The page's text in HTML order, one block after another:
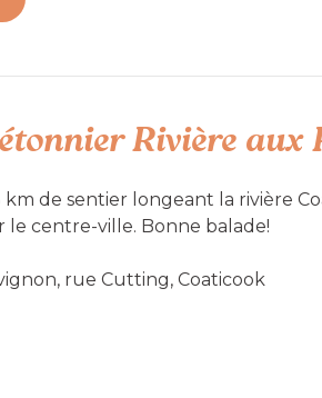
des défis pour tous les niveaux!
Rivière aux
km de sentier longeant la rivière
le centre-ville. Bonne balade!
: Non-accessible
rue Cutting, Coaticook